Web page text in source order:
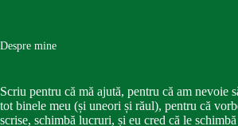
Despre mine
Scriu pentru că mă ajută, pentru că am nevoie
tot binele meu (și uneori și răul), pentru că
scrise, schimbă lucruri, și eu cred că le